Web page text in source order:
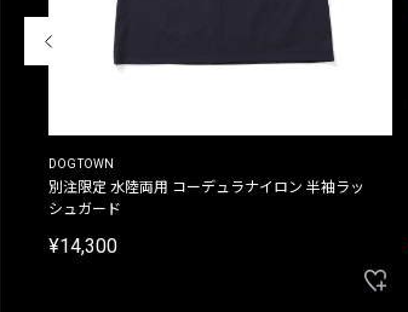
DOGTOWN
別注限定 水陸両用 コーデュラナイロン 半袖ラッ
シュガード
¥14,300